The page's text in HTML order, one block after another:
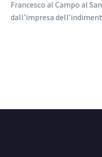
Francesco al Campo al
dall’impresa